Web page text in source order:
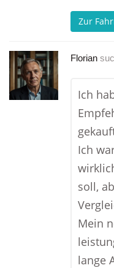
Zur
Florian
Ich
Ich
soll,
Mein
lange